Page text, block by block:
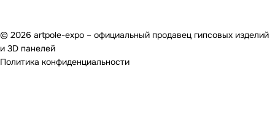
© 2026 artpole-expo – официальный продавец гипсовых изделий
и 3D панелей
Политика конфиденциальности